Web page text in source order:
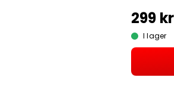
299 kr
I lager